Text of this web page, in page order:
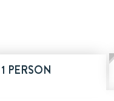
1 PERSON